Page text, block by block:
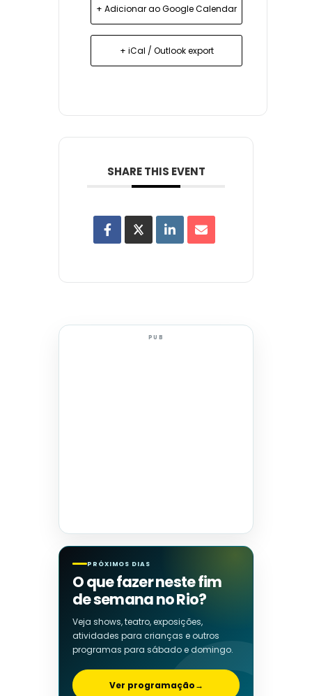
+ Adicionar ao Google Calendar
+ iCal / Outlook export
SHARE THIS EVENT
PUB
PRÓXIMOS DIAS
O que fazer neste fim
de semana no Rio?
Veja shows, teatro, exposições,
atividades para crianças e outros
programas para sábado e domingo.
Ver programação→